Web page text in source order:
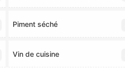
Piment séché
Vin de cuisine